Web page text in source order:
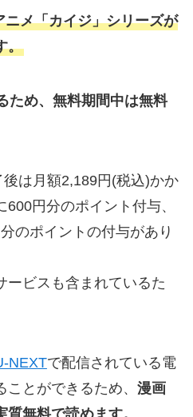
ニメ「カイジ」シリーズが
。
ため、無料期間中は無料
は月額2,189円(税込)かか
円分のポイント付与、
のポイントの付与があり
ービスも含まれているた
NEXTで配信されている電
とができるため、 漫画
質無料で読めます。